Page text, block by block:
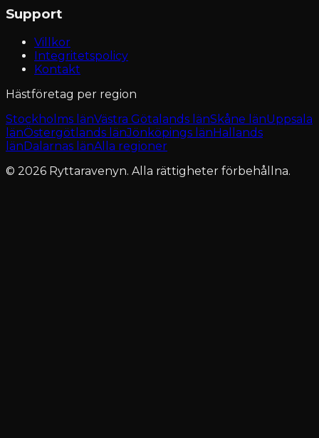
Support
Villkor
Integritetspolicy
Kontakt
Hästföretag per region
Stockholms länVästra Götalands länSkåne länUppsala
länÖstergötlands länJönköpings länHallands
länDalarnas länAlla regioner
© 2026 Ryttaravenyn. Alla rättigheter förbehållna.